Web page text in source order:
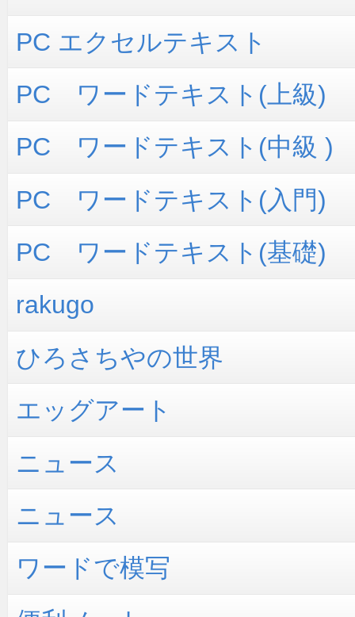
PC エクセルテキスト
PC ワードテキスト(上級)
PC ワードテキスト(中級 )
PC ワードテキスト(入門)
PC ワードテキスト(基礎)
rakugo
ひろさちやの世界
エッグアート
ニュース
ニュース
ワードで模写